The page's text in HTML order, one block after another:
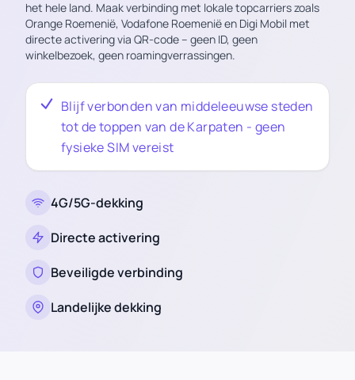
het hele land. Maak verbinding met lokale topcarriers zoals
Orange Roemenië, Vodafone Roemenië en Digi Mobil met
directe activering via QR-code – geen ID, geen
winkelbezoek, geen roamingverrassingen.
Blijf verbonden van middeleeuwse steden
tot de toppen van de Karpaten - geen
fysieke SIM vereist
4G/5G-dekking
Directe activering
Beveiligde verbinding
Landelijke dekking